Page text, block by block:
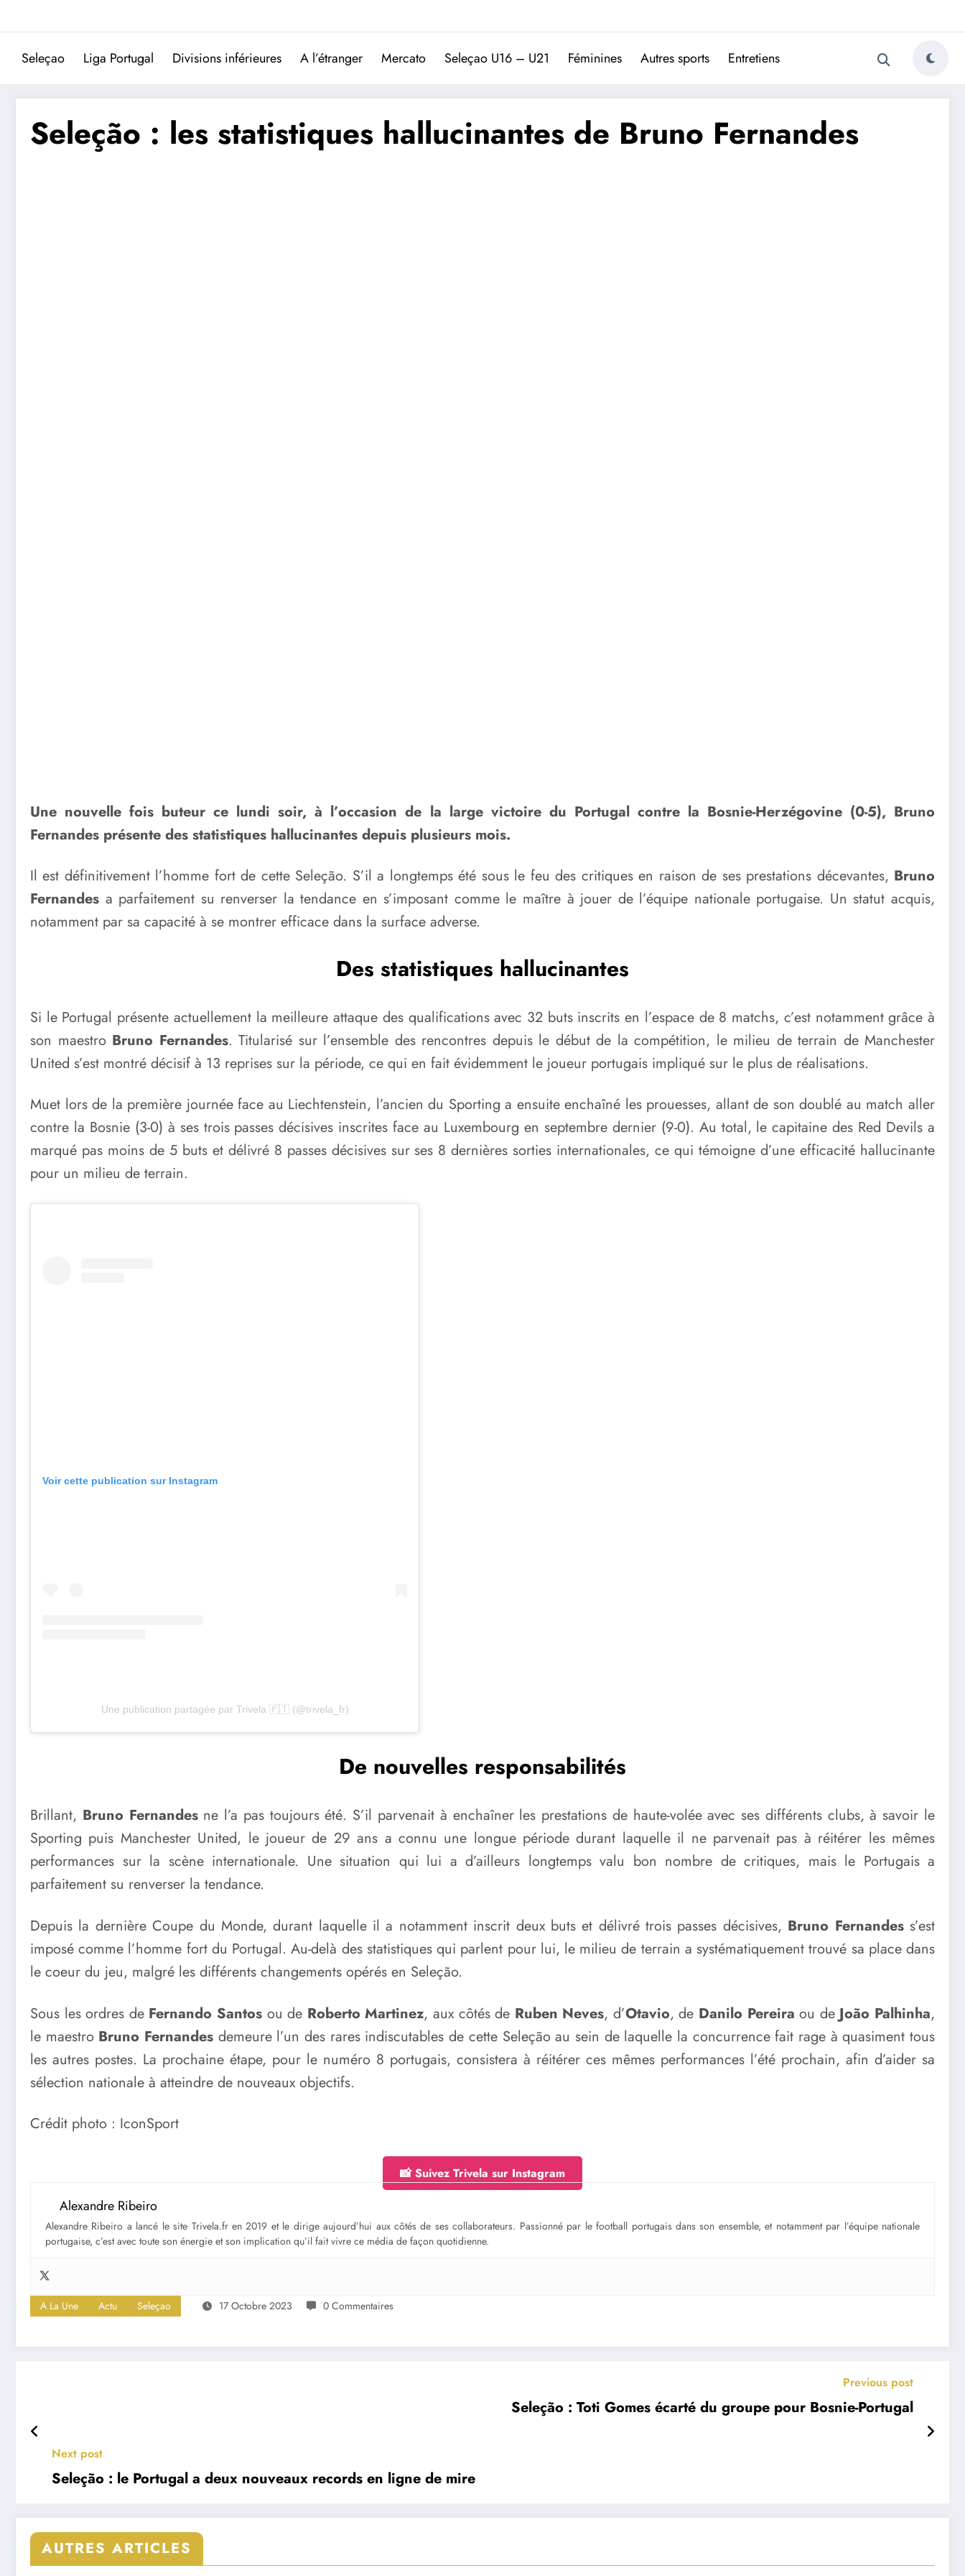
Trivela
L'actualité du football portugais
Seleçao Liga Portugal Divisions inférieures A l’étranger Mercato Seleçao U16 – U21 Féminines Autres sports Entretiens
Seleção : les statistiques hallucinantes de Bruno Fernandes
Une nouvelle fois buteur ce lundi soir, à l’occasion de la large victoire du Portugal contre la Bosnie-Herzégovine (0-5), Bruno
Fernandes présente des statistiques hallucinantes depuis plusieurs mois.
Il est définitivement l’homme fort de cette Seleção. S’il a longtemps été sous le feu des critiques en raison de ses prestations décevantes, Bruno
Fernandes a parfaitement su renverser la tendance en s’imposant comme le maître à jouer de l’équipe nationale portugaise. Un statut acquis,
notamment par sa capacité à se montrer efficace dans la surface adverse.
Des statistiques hallucinantes
Si le Portugal présente actuellement la meilleure attaque des qualifications avec 32 buts inscrits en l’espace de 8 matchs, c’est notamment grâce à
son maestro Bruno Fernandes. Titularisé sur l’ensemble des rencontres depuis le début de la compétition, le milieu de terrain de Manchester
United s’est montré décisif à 13 reprises sur la période, ce qui en fait évidemment le joueur portugais impliqué sur le plus de réalisations.
Muet lors de la première journée face au Liechtenstein, l’ancien du Sporting a ensuite enchaîné les prouesses, allant de son doublé au match aller
contre la Bosnie (3-0) à ses trois passes décisives inscrites face au Luxembourg en septembre dernier (9-0). Au total, le capitaine des Red Devils a
marqué pas moins de 5 buts et délivré 8 passes décisives sur ses 8 dernières sorties internationales, ce qui témoigne d’une efficacité hallucinante
pour un milieu de terrain.
Voir cette publication sur Instagram
Une publication partagée par Trivela 🇵🇹 (@trivela_fr)
De nouvelles responsabilités
Brillant, Bruno Fernandesne l’a pas toujours été. S’il parvenait à enchaîner les prestations de haute-volée avec ses différents clubs, à savoir le
Sporting puis Manchester United, le joueur de 29 ans a connu une longue période durant laquelle il ne parvenait pas à réitérer les mêmes
performances sur la scène internationale. Une situation qui lui a d’ailleurs longtemps valu bon nombre de critiques, mais le Portugais a
parfaitement su renverser la tendance.
Depuis la dernière Coupe du Monde, durant laquelle il a notamment inscrit deux buts et délivré trois passes décisives, Bruno Fernandess’est
imposé comme l’homme fort du Portugal. Au-delà des statistiques qui parlent pour lui, le milieu de terrain a systématiquement trouvé sa place dans
le coeur du jeu, malgré les différents changements opérés en Seleção.
Sous les ordres de Fernando Santosou de Roberto Martinez, aux côtés de Ruben Neves, d’Otavio, de Danilo Pereira ou de João Palhinha,
le maestro Bruno Fernandes demeure l’un des rares indiscutables de cette Seleção au sein de laquelle la concurrence fait rage à quasiment tous
les autres postes. La prochaine étape, pour le numéro 8 portugais, consistera à réitérer ces mêmes performances l’été prochain, afin d’aider sa
sélection nationale à atteindre de nouveaux objectifs.
Crédit photo : IconSport
📸 Suivez Trivela sur Instagram
Alexandre Ribeiro
Alexandre Ribeiro a lancé le site Trivela.fr en 2019 et le dirige aujourd’hui aux côtés de ses collaborateurs. Passionné par le football portugais dans son ensemble, et notamment par l’équipe nationale
portugaise, c’est avec toute son énergie et son implication qu’il fait vivre ce média de façon quotidienne.
A La Une Actu Seleçao 17 Octobre 2023 0 Commentaires
Previous post
Seleção : Toti Gomes écarté du groupe pour Bosnie-Portugal
Next post
Seleção : le Portugal a deux nouveaux records en ligne de mire
AUTRES ARTICLES